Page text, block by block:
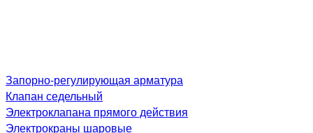
Запорно-регулирующая арматура
Клапан седельный
Электроклапана прямого действия
Электрокраны шаровые